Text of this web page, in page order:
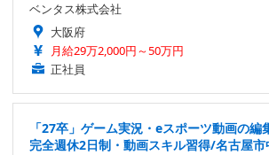
ベンタス株式会社
大阪府
月給29万2,000円～50万円
正社員
「27卒」ゲーム実況・eスポーツ動画の
完全週休2日制・動画スキル習得/名古屋市